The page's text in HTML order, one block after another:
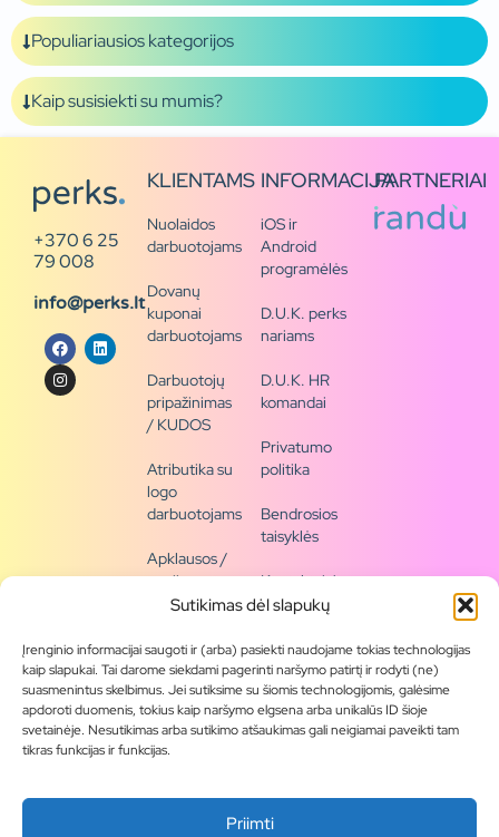
Sutikimas dėl slapukų
Įrenginio informacijai saugoti ir (arba) pasiekti naudojame tokias technologijas
kaip slapukai. Tai darome siekdami pagerinti naršymo patirtį ir rodyti (ne)
suasmenintus skelbimus. Jei sutiksime su šiomis technologijomis, galėsime
apdoroti duomenis, tokius kaip naršymo elgsena arba unikalūs ID šioje
svetainėje. Nesutikimas arba sutikimo atšaukimas gali neigiamai paveikti tam
tikras funkcijas ir funkcijas.
Priimti
Populiariausios kategorijos
Kaip susisiekti su mumis?
+370 6 25
79 008
info@perks.lt
KLIENTAMS
Nuolaidos
darbuotojams
Dovanų
kuponai
darbuotojams
Darbuotojų
pripažinimas
/ KUDOS
Atributika su
logo
darbuotojams
Apklausos /
naujienų
siena
Tapkite
partneriu
Visas
produktų
asortimentas
Produktų
INFORMACIJA
iOS ir
Android
programėlės
D.U.K. perks
nariams
D.U.K. HR
komandai
Privatumo
politika
Bendrosios
taisyklės
Kontaktai /
rekvizitai
PARTNERIAI